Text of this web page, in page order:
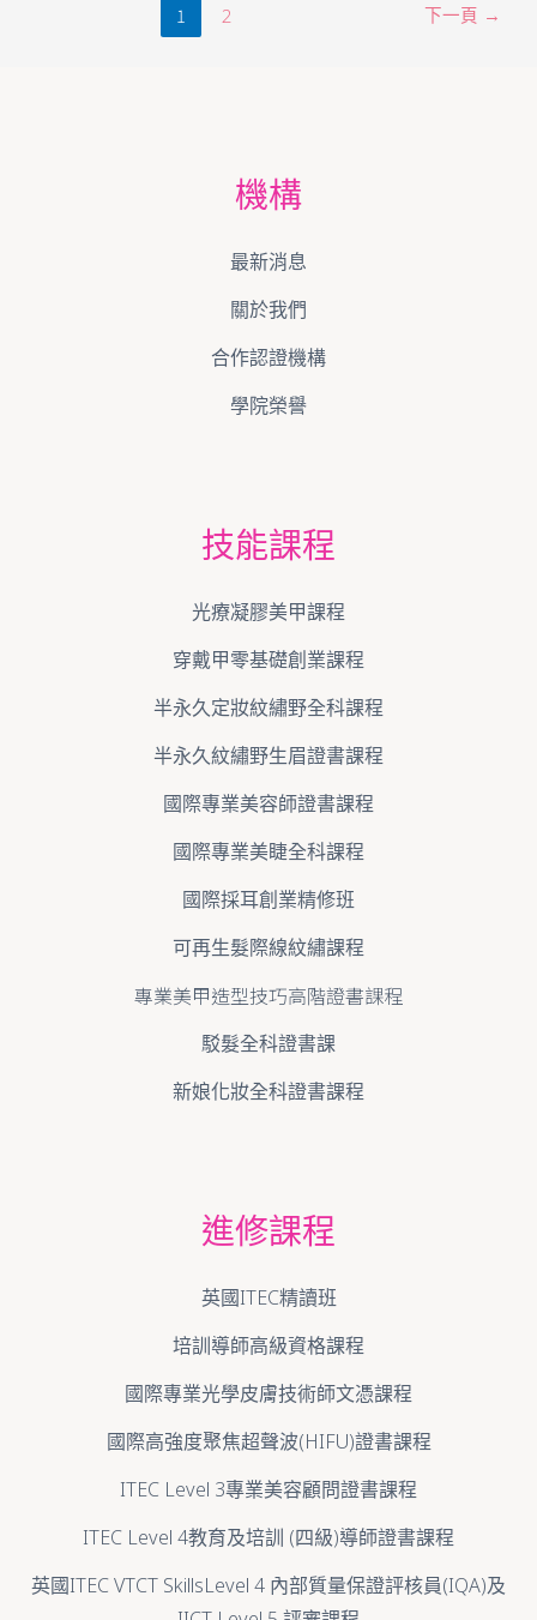
1 2 下一頁 →
機構
最新消息
關於我們
合作認證機構
學院榮譽
技能課程
光療凝膠美甲課程
穿戴甲零基礎創業課程
半永久定妝紋繡野全科課程
半永久紋繡野生眉證書課程
國際專業美容師證書課程
國際專業美睫全科課程
國際採耳創業精修班
可再生髮際線紋繡課程
專業美甲造型技巧高階證書課程
駁髮全科證書課
新娘化妝全科證書課程
進修課程
英國ITEC精讀班
培訓導師高級資格課程
國際專業光學皮膚技術師文憑課程
國際高強度聚焦超聲波(HIFU)證書課程
ITEC Level 3專業美容顧問證書課程
ITEC Level 4教育及培訓 (四級)導師證書課程
英國ITEC VTCT SkillsLevel 4 內部質量保證評核員(IQA)及